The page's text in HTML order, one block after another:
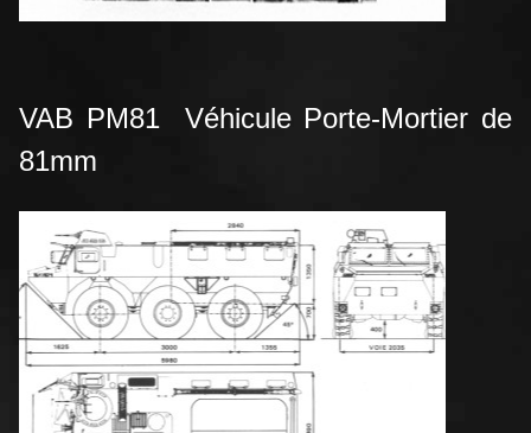
VAB PM81 Véhicule Porte-Mortier de
81mm